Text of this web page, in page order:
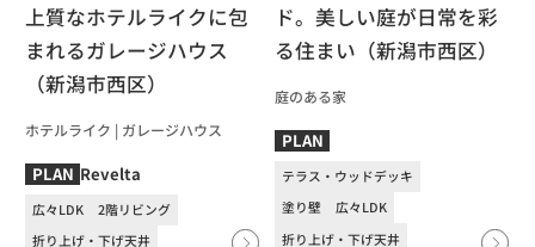
上質なホテルライクに包
まれるガレージハウス
（新潟市西区）
ホテルライク | ガレージハウス
PLAN Revelta
広々LDK
2階リビング
折り上げ・下げ天井
ド。美しい庭が日常を彩
る住まい（新潟市西区）
庭のある家
PLAN
テラス・ウッドデッキ
塗り壁
広々LDK
折り上げ・下げ天井